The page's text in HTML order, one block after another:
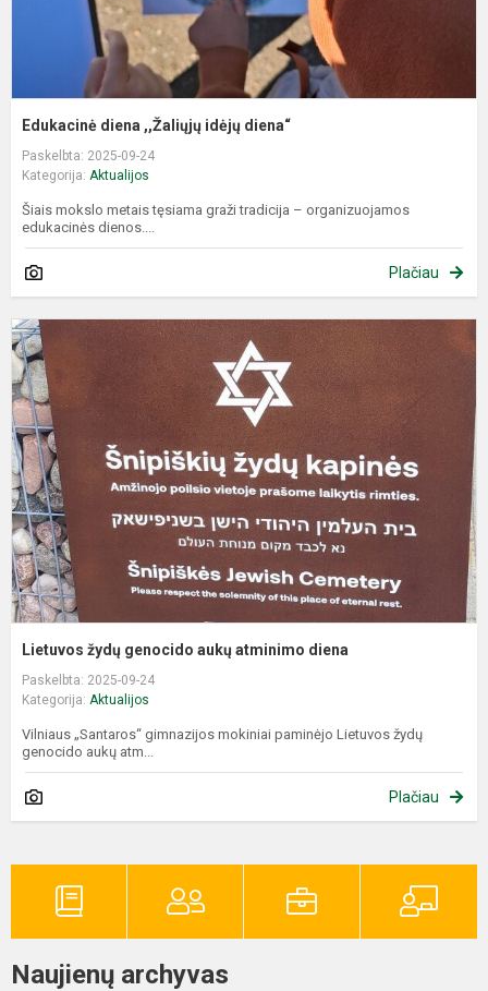
Edukacinė diena ,,Žaliųjų idėjų diena“
Paskelbta: 2025-09-24
Kategorija: Aktualijos
Šiais mokslo metais tęsiama graži tradicija – organizuojamos
edukacinės dienos....
Plačiau
Lietuvos žydų genocido aukų atminimo diena
Paskelbta: 2025-09-24
Kategorija: Aktualijos
Vilniaus „Santaros“ gimnazijos mokiniai paminėjo Lietuvos žydų
genocido aukų atm...
Plačiau
Naujienų archyvas